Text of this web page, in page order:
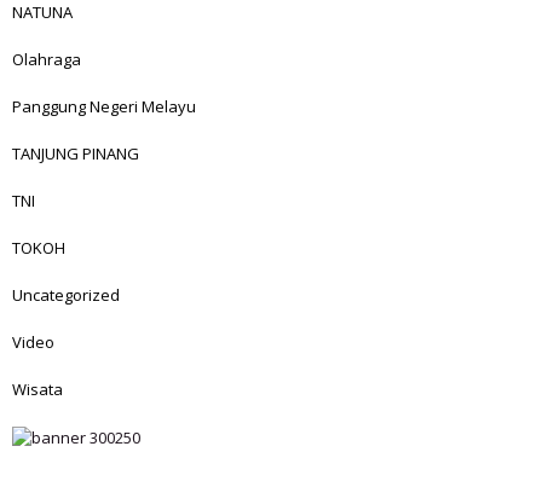
NATUNA
Olahraga
Panggung Negeri Melayu
TANJUNG PINANG
TNI
TOKOH
Uncategorized
Video
Wisata